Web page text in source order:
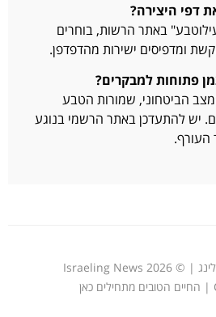
באתר הרשות, בוחרים
ומדפיסים ישירות מהדפדפן.
הביטחוני, שמורות הטבע
יש להתעדכן באתר הרשמי בנוגע
העורף.
מאת: מערכת ישראלינג | © 2026 Israeling News
החיים הטובים מתחילים כאן